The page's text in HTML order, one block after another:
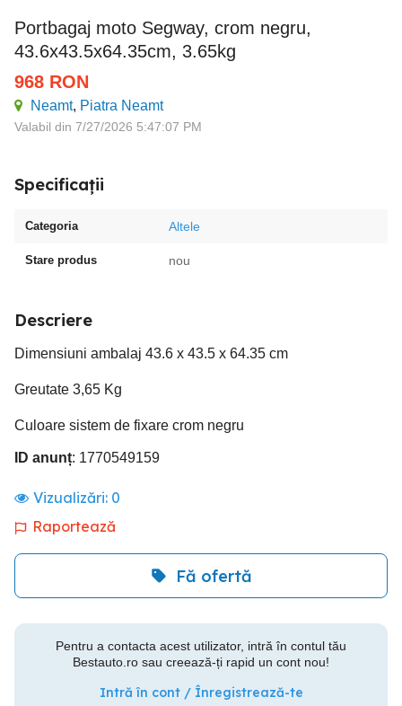
Portbagaj moto Segway, crom negru,
43.6x43.5x64.35cm, 3.65kg
968 RON
Neamt, Piatra Neamt
Valabil din 7/27/2026 5:47:07 PM
Specificații
Categoria Altele
Stare produs nou
Descriere
Dimensiuni ambalaj 43.6 x 43.5 x 64.35 cm
Greutate 3,65 Kg
Culoare sistem de fixare crom negru
ID anunț: 1770549159
Vizualizări: 0
Raportează
Fă ofertă
Pentru a contacta acest utilizator, intră în contul tău
Bestauto.ro sau creează-ți rapid un cont nou!
Intră în cont / Înregistrează-te